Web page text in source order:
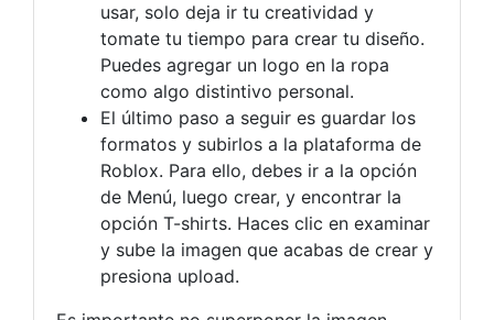
usar, solo deja ir tu creatividad y
tomate tu tiempo para crear tu diseño.
Puedes agregar un logo en la ropa
como algo distintivo personal.
El último paso a seguir es guardar los
formatos y subirlos a la plataforma de
Roblox. Para ello, debes ir a la opción
de Menú, luego crear, y encontrar la
opción T-shirts. Haces clic en examinar
y sube la imagen que acabas de crear y
presiona upload.